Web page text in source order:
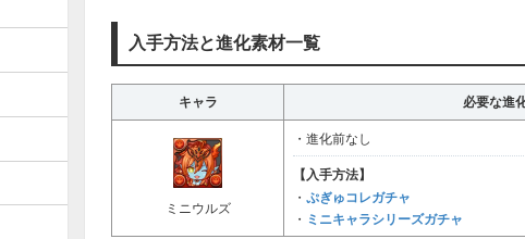
入手方法と進化素材一覧
キャラ 必要な進
ミニウルズ
・進化前なし
【入手方法】
・ ぷぎゅコレガチャ
・ ミニキャラシリーズガチャ